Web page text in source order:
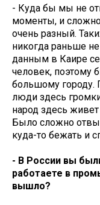
- Куда бы мы не
моменты, и
очень разный.
никогда раньше
данным в Каире
человек, поэтому
большому городу.
люди здесь
народ здесь
Было сложно
куда-то бежать и
- В России вы
работаете в
вышло?